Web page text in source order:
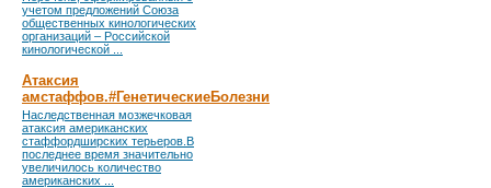
учетом предложений Союза
общественных кинологических
организаций – Российской
кинологической ...
Атаксия
амстаффов.#ГенетическиеБолезни
Наследственная мозжечковая
атаксия американских
стаффордширских терьеров.В
последнее время значительно
увеличилось количество
американских ...